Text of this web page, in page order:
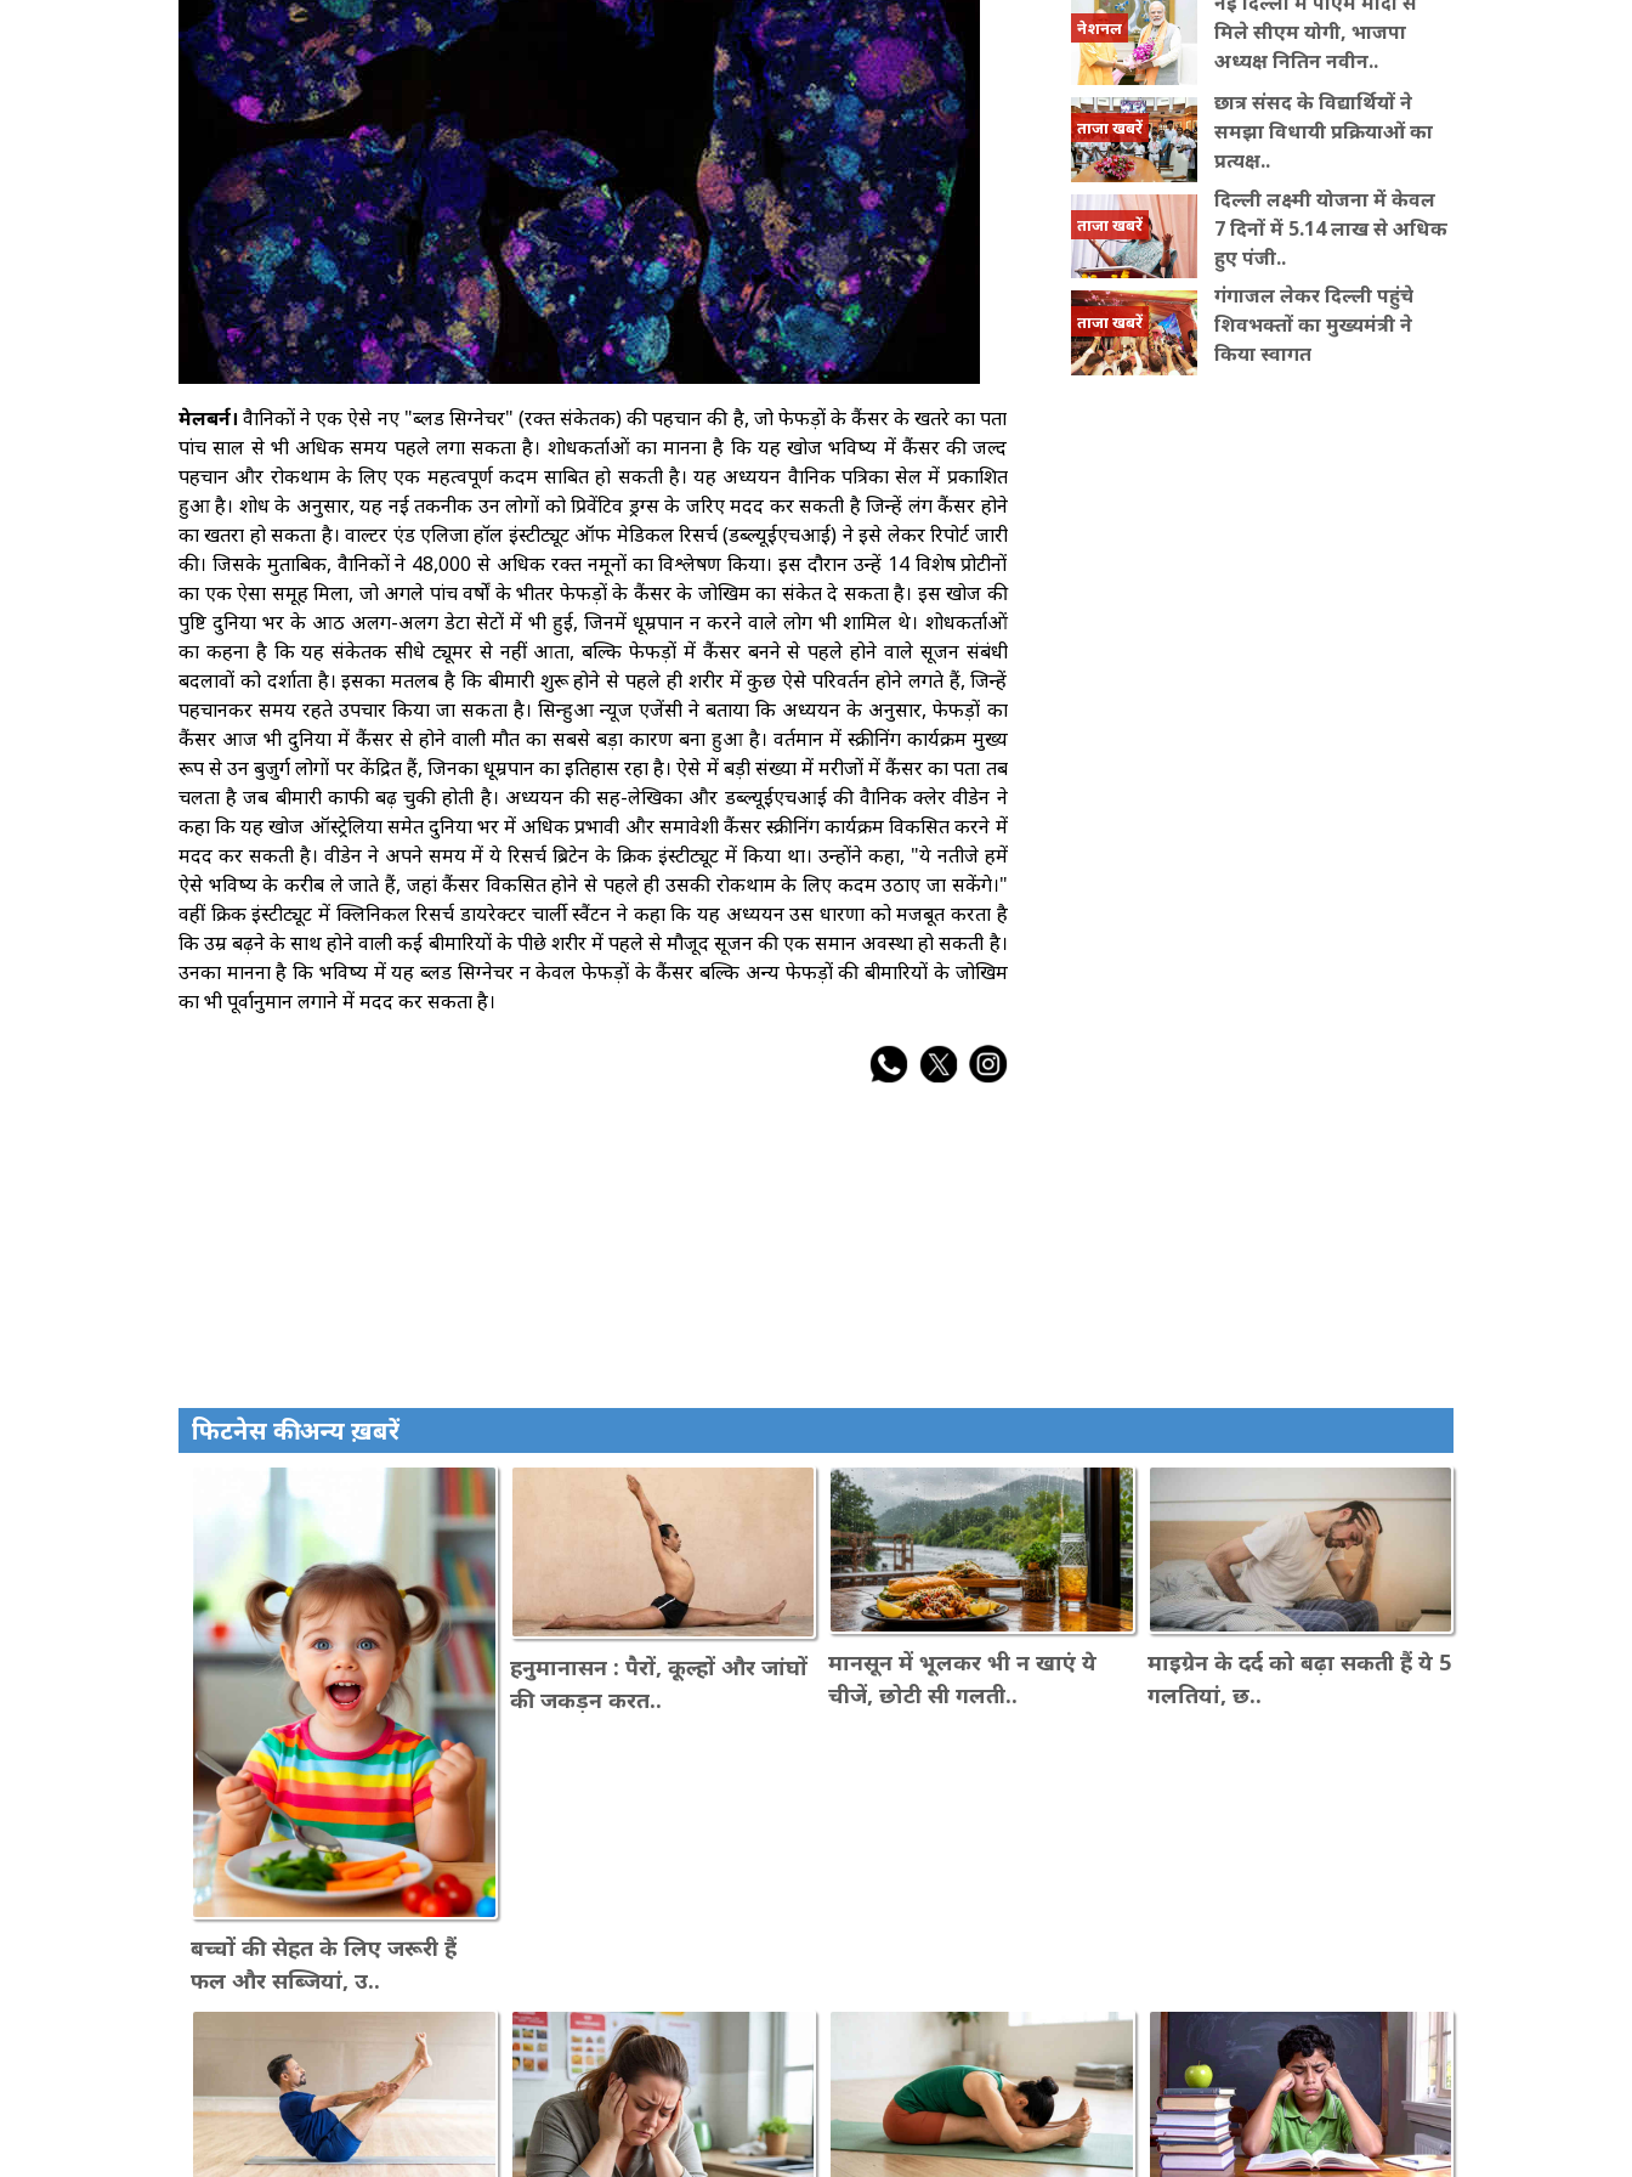
मेलबर्न। वैज्ञानिकों ने एक ऐसे नए "ब्लड सिग्नेचर" (रक्त संकेतक) की पहचान की है, जो फेफड़ों के कैंसर के खतरे का पता
पांच साल से भी अधिक समय पहले लगा सकता है। शोधकर्ताओं का मानना है कि यह खोज भविष्य में कैंसर की जल्द
पहचान और रोकथाम के लिए एक महत्वपूर्ण कदम साबित हो सकती है। यह अध्ययन वैज्ञानिक पत्रिका सेल में प्रकाशित
हुआ है। शोध के अनुसार, यह नई तकनीक उन लोगों को प्रिवेंटिव ड्रग्स के जरिए मदद कर सकती है जिन्हें लंग कैंसर होने
का खतरा हो सकता है। वाल्टर एंड एलिजा हॉल इंस्टीट्यूट ऑफ मेडिकल रिसर्च (डब्ल्यूईएचआई) ने इसे लेकर रिपोर्ट जारी
की। जिसके मुताबिक, वैज्ञानिकों ने 48,000 से अधिक रक्त नमूनों का विश्लेषण किया। इस दौरान उन्हें 14 विशेष प्रोटीनों
का एक ऐसा समूह मिला, जो अगले पांच वर्षों के भीतर फेफड़ों के कैंसर के जोखिम का संकेत दे सकता है। इस खोज की
पुष्टि दुनिया भर के आठ अलग-अलग डेटा सेटों में भी हुई, जिनमें धूम्रपान न करने वाले लोग भी शामिल थे। शोधकर्ताओं
का कहना है कि यह संकेतक सीधे ट्यूमर से नहीं आता, बल्कि फेफड़ों में कैंसर बनने से पहले होने वाले सूजन संबंधी
बदलावों को दर्शाता है। इसका मतलब है कि बीमारी शुरू होने से पहले ही शरीर में कुछ ऐसे परिवर्तन होने लगते हैं, जिन्हें
पहचानकर समय रहते उपचार किया जा सकता है। सिन्हुआ न्यूज एजेंसी ने बताया कि अध्ययन के अनुसार, फेफड़ों का
कैंसर आज भी दुनिया में कैंसर से होने वाली मौत का सबसे बड़ा कारण बना हुआ है। वर्तमान में स्क्रीनिंग कार्यक्रम मुख्य
रूप से उन बुजुर्ग लोगों पर केंद्रित हैं, जिनका धूम्रपान का इतिहास रहा है। ऐसे में बड़ी संख्या में मरीजों में कैंसर का पता तब
चलता है जब बीमारी काफी बढ़ चुकी होती है। अध्ययन की सह-लेखिका और डब्ल्यूईएचआई की वैज्ञानिक क्लेर वीडेन ने
कहा कि यह खोज ऑस्ट्रेलिया समेत दुनिया भर में अधिक प्रभावी और समावेशी कैंसर स्क्रीनिंग कार्यक्रम विकसित करने में
मदद कर सकती है। वीडेन ने अपने समय में ये रिसर्च ब्रिटेन के क्रिक इंस्टीट्यूट में किया था। उन्होंने कहा, "ये नतीजे हमें
ऐसे भविष्य के करीब ले जाते हैं, जहां कैंसर विकसित होने से पहले ही उसकी रोकथाम के लिए कदम उठाए जा सकेंगे।"
वहीं क्रिक इंस्टीट्यूट में क्लिनिकल रिसर्च डायरेक्टर चार्ली स्वैंटन ने कहा कि यह अध्ययन उस धारणा को मजबूत करता है
कि उम्र बढ़ने के साथ होने वाली कई बीमारियों के पीछे शरीर में पहले से मौजूद सूजन की एक समान अवस्था हो सकती है।
उनका मानना है कि भविष्य में यह ब्लड सिग्नेचर न केवल फेफड़ों के कैंसर बल्कि अन्य फेफड़ों की बीमारियों के जोखिम
का भी पूर्वानुमान लगाने में मदद कर सकता है।
नेशनल
मिले सीएम योगी, भाजपा
अध्यक्ष नितिन नवीन..
ताजा खबरें
छात्र संसद के विद्यार्थियों ने
समझा विधायी प्रक्रियाओं का
प्रत्यक्ष..
ताजा खबरें
दिल्ली लक्ष्मी योजना में केवल
7 दिनों में 5.14 लाख से अधिक
हुए पंजी..
ताजा खबरें
गंगाजल लेकर दिल्ली पहुंचे
शिवभक्तों का मुख्यमंत्री ने
किया स्वागत
फिटनेस की अन्य ख़बरें
बच्चों की सेहत के लिए जरूरी हैं
फल और सब्जियां, उ..
हनुमानासन : पैरों, कूल्हों और जांघों
की जकड़न करत..
मानसून में भूलकर भी न खाएं ये
चीजें, छोटी सी गलती..
माइग्रेन के दर्द को बढ़ा सकती हैं ये 5
गलतियां, छ..